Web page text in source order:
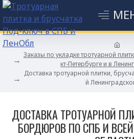
Заказы по укладке тротуарной
кт-Петербурге и в
Доставка тротуарной плитки,
й
ДОСТАВКА ТРОТУАРНОЙ
БОРДЮРОВ ПО СПБ И